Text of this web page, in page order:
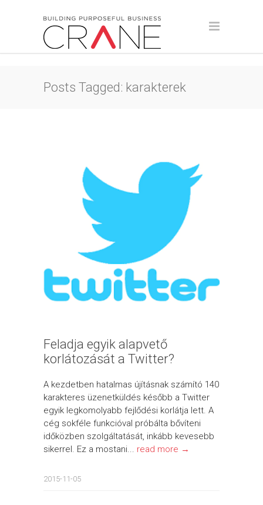
Posts Tagged: karakterek
Feladja egyik alapvető
korlátozását a Twitter?
A kezdetben hatalmas újításnak számító 140
karakteres üzenetküldés később a Twitter
egyik legkomolyabb fejlődési korlátja lett. A
cég sokféle funkcióval próbálta bővíteni
időközben szolgáltatását, inkább kevesebb
sikerrel. Ez a mostani... read more →
2015-11-05